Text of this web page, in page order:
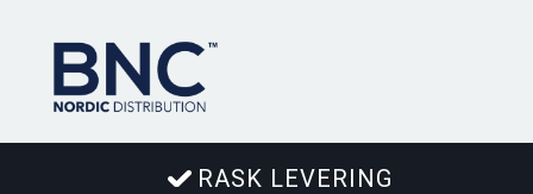
RASK LEVERING